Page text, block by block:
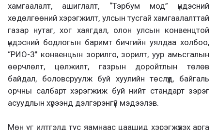
хамгаалалт, ашиглалт, “Тэрбум мод” үндэсний
хөдөлгөөний хэрэгжилт, улсын тусгай хамгаалалттай
газар нутаг, хог хаягдал, олон улсын конвенцтой
үндэсний бодлогын баримт бичгийн уялдаа холбоо,
“РИО-3″ конвенцын зорилго, зорилт, уур амьсгалын
өөрчлөлт, цөлжилт, газрын доройтлын төлөв
байдал, боловсруулж буй хуулийн төслүүд, байгаль
орчны салбарт хэрэгжиж буй нийт стандарт зэрэг
асуудлын хүрээнд дэлгэрэнгүй мэдээлэв.
Мөн уг илтгэлд тус яамнаас цаашид хэрэгжүүлэх арга